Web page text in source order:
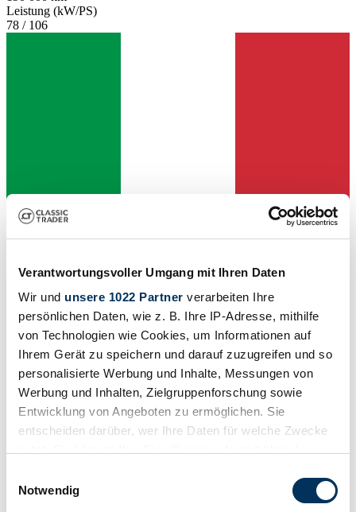
Verantwortungsvoller Umgang mit Ihren Daten
Wir und unsere 1022 Partner verarbeiten Ihre
persönlichen Daten, wie z. B. Ihre IP-Adresse, mithilfe
von Technologien wie Cookies, um Informationen auf
Ihrem Gerät zu speichern und darauf zuzugreifen und so
personalisierte Werbung und Inhalte, Messungen von
Werbung und Inhalten, Zielgruppenforschung sowie
Entwicklung von Angeboten zu ermöglichen. Sie
entscheiden darüber, wer Ihre Daten für welche Zwecke
Trigger Symbol ändern oder widerrufen
Notwendig
Leistung (kW/PS)
78 / 106
Händler